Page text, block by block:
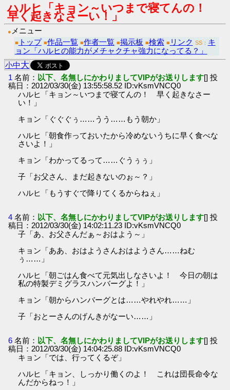
ハルヒ「キョン～いつまで寝てんの！
早く起きなさーい！」
● メニュー
■ トップ ■作品一覧 ■作者一覧 ■掲示板 ■検索 ■ リンク SS： キ
ョン「ハルヒの能力がメチャクチャ強力になってる？」
小中大
1 名前： 以下、名無しにかわりましてVIPがお送りします[] 投
稿日：2012/03/30(金) 13:55:58.52 ID:vKsmVNCQ0
ハルヒ「キョン～いつまで寝てんの！ 早く起きなさー
い！」
キョン「ぐぐぐぅ……うう……もう朝か」
ハルヒ「朝食作っておいたから冷めないうちに早く食べな
さいよ！」
キョン「わかってるって……ぐうぅぅ」
子「お父さん、まだ起きないのぉ～？」
ハルヒ「もうすぐで降りてくるからねぇ」
4 名前： 以下、名無しにかわりましてVIPがお送りします[] 投
稿日：2012/03/30(金) 14:02:11.23 ID:vKsmVNCQ0
子「あ、お父さんだぁ～おはよう～」
キョン「ああ、おはようさんおはようさん……ねむ
ぅ……」
ハルヒ「朝ごはん食べて元気出しなさいよ！ 今日の朝は
私の特製デミグラスハンバーグよ！」
キョン「朝からハンバーグとは……やれやれ……」
子「おとーさんのげんきがなーい……」
6 名前： 以下、名無しにかわりましてVIPがお送りします[] 投
稿日：2012/03/30(金) 14:04:25.88 ID:vKsmVNCQ0
キョン「では、行ってくるぞ」
ハルヒ「キョン、しっかり働くのよ！ これは団長命令な
んだからねっ！」